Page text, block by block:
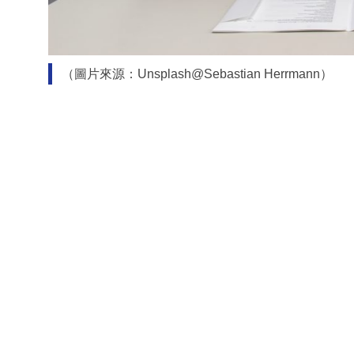
（圖片來源：Unsplash@Sebastian Herrmann）